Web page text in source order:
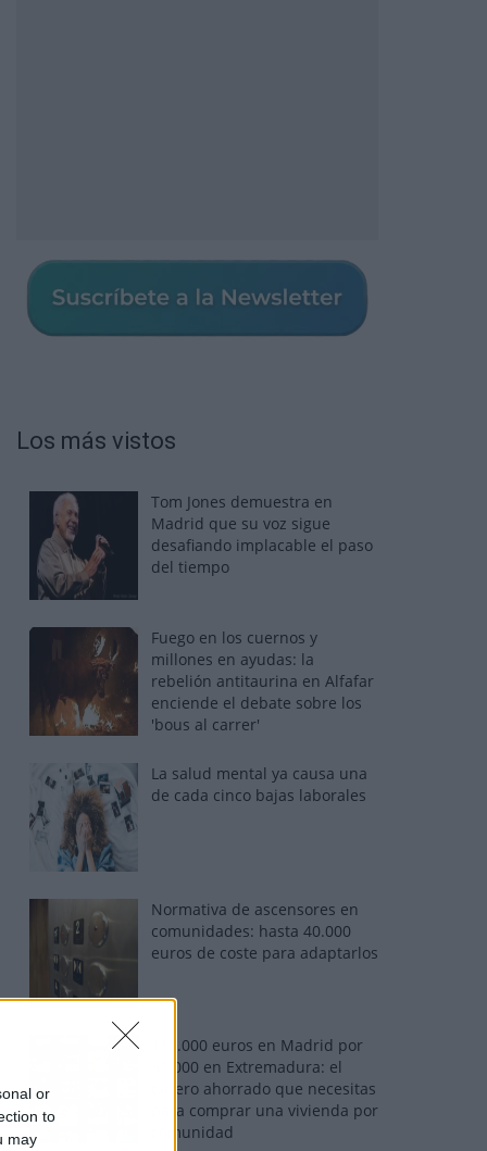
or
to
may
Los más vistos
Tom Jones demuestra en
Madrid que su voz sigue
desafiando implacable el paso
del tiempo
Fuego en los cuernos y
millones en ayudas: la
rebelión antitaurina en Alfafar
enciende el debate sobre los
'bous al carrer'
La salud mental ya causa una
de cada cinco bajas laborales
Normativa de ascensores en
comunidades: hasta 40.000
euros de coste para adaptarlos
110.000 euros en Madrid por
31.000 en Extremadura: el
dinero ahorrado que necesitas
para comprar una vivienda por
comunidad